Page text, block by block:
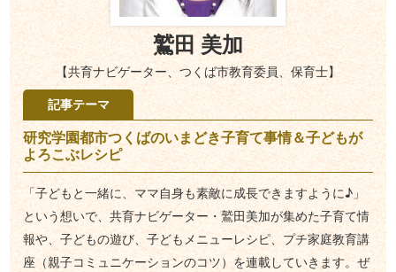
鷲田 美加
【共育ナビゲーター、つくば市教育委員、保育士】
記事テーマ
研究学園都市つくばのいまどき子育て事情＆子どもが
よろこぶレシピ
「子どもと一緒に、ママ自身も素敵に成長できますように♪」
という想いで、共育ナビゲーター・鷲田美加が集めた子育て情
報や、子どもの遊び、子どもメニューレシピ、プチ家庭教育講
座（親子コミュニケーションのコツ）を連載していきます。ぜ